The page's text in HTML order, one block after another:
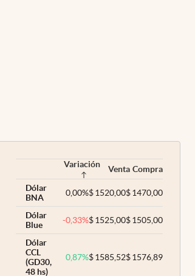
Variación Venta Compra
Dólar
BNA
0,00%$1520,00$1470,00
Dólar
Blue
-0,33%$1525,00$1505,00
Dólar
CCL
(GD30,
48 hs)
0,87%$1585,52$1576,89